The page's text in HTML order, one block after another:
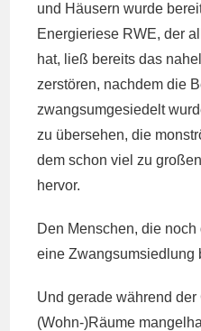
und Häusern wurde
Energieriese RWE, der
hat, ließ bereits das
zerstören, nachdem die
zwangsumgesiedelt
zu übersehen, die
dem schon viel zu
hervor.
Den Menschen, die
eine Zwangsumsiedlung
Und gerade während
(Wohn-)Räume